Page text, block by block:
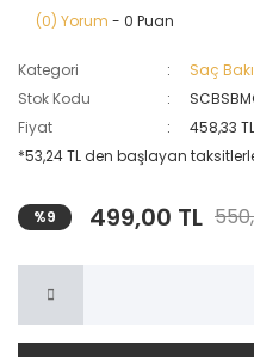
(0) Yorum - 0 Puan
Kategori
Saç
Stok Kodu
Fiyat
458,33
*53,24 TL den başlayan
%9 499,00 TL